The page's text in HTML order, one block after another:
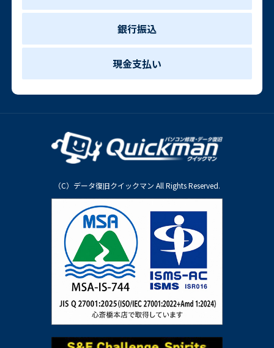
銀行振込
現金支払い
（C）データ復旧クイックマン All Rights Reserved.